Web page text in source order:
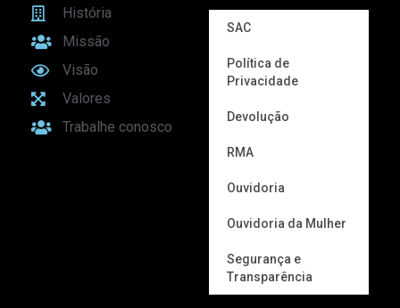
História
Missão
Visão
Valores
Trabalhe conosco
SAC
Política de
Privacidade
Devolução
RMA
Ouvidoria
Ouvidoria da Mulher
Segurança e
Transparência